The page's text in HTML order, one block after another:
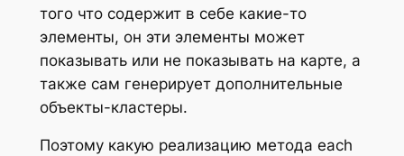
того что содержит в себе какие-то
элементы, он эти элементы может
показывать или не показывать на карте, а
также сам генерирует дополнительные
объекты-кластеры.
Поэтому какую реализацию метода each